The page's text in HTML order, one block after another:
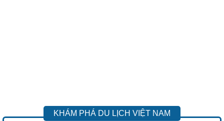
KHÁM PHÁ DU LỊCH VIỆT NAM